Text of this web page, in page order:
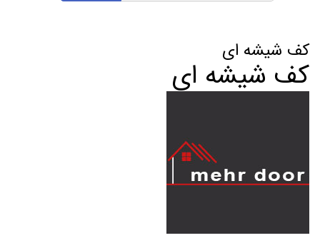
کف شیشه ای
کف شیشه ای